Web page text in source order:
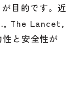
目的です。近
The Lancet,
と安全性が